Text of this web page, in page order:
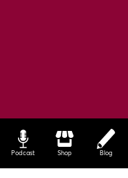
Podcast Shop Blog